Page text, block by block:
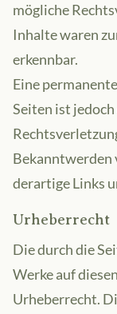
mögliche
Inhalte waren
erkennbar.
Eine
Seiten ist
Bekanntwerden
derartige Links
Urheberrecht
Die durch die
Werke auf
Urheberrecht.